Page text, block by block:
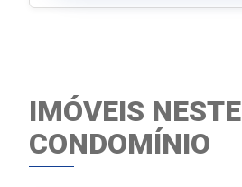
IMÓVEIS NESTE
CONDOMÍNIO